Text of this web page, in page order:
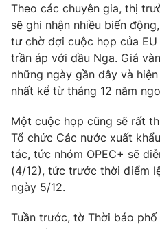
Theo các chuyên gia, thị
sẽ ghi nhận nhiều biến
tư chờ đợi cuộc họp của
trần áp với dầu Nga. Giá
những ngày gần đây và
nhất kể từ tháng 12 năm
Một cuộc họp cũng sẽ rất
Tổ chức Các nước xuất
tác, tức nhóm OPEC+ sẽ
(4/12), tức trước thời điểm
ngày 5/12.
Tuần trước, tờ Thời báo